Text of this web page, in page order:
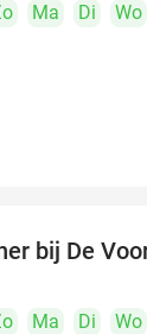
Ma Di Wo
bij De
Ma Di Wo